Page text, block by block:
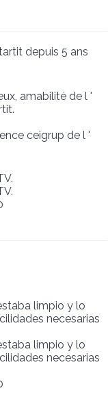
depuis 5 ans
amabilité de l '
ceigrup de l '
limpio y lo
necesarias
limpio y lo
necesarias